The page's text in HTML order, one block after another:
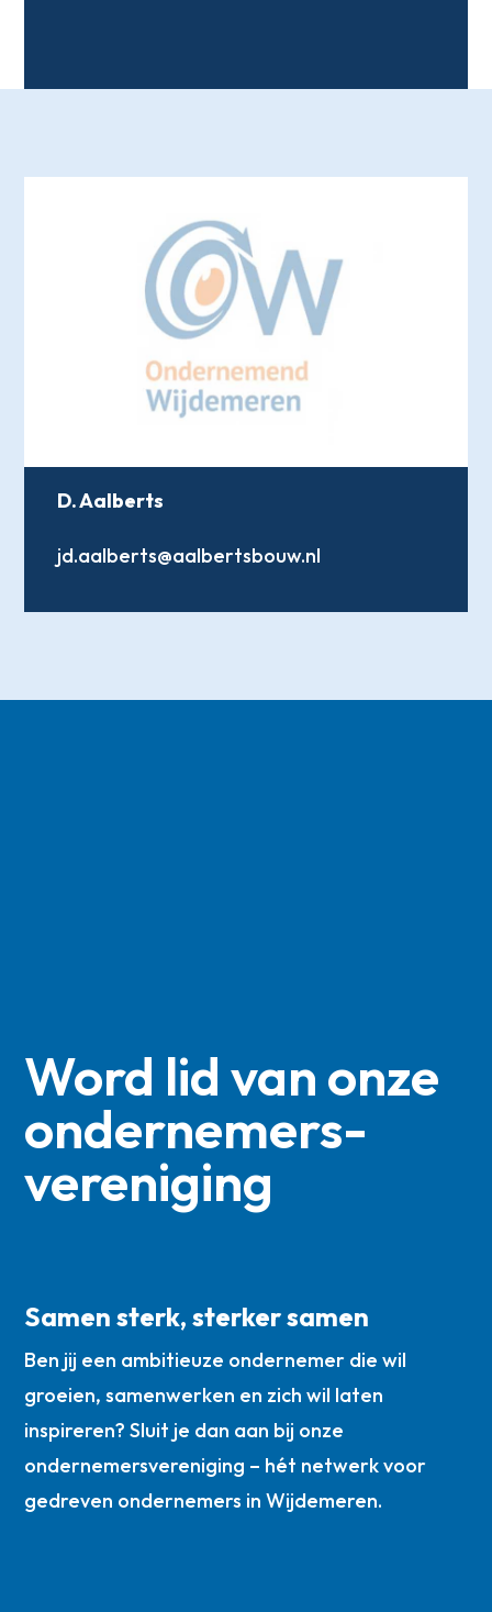
D. Aalberts
jd.aalberts@aalbertsbouw.nl
Word lid van onze
ondernemers­
vereniging
Samen sterk, sterker samen
Ben jij een ambitieuze ondernemer die wil
groeien, samenwerken en zich wil laten
inspireren? Sluit je dan aan bij onze
ondernemersvereniging – hét netwerk voor
gedreven ondernemers in Wijdemeren.